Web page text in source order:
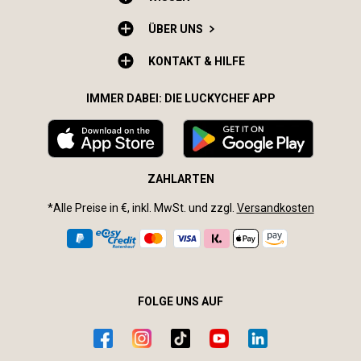
ÜBER UNS
KONTAKT & HILFE
IMMER DABEI: DIE LUCKYCHEF APP
ZAHLARTEN
*Alle Preise in €, inkl. MwSt. und zzgl. Versandkosten
FOLGE UNS AUF